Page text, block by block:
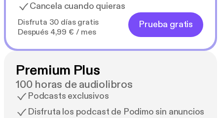
Cancela cuando quieras
Disfruta 30 días gratis
Después 4,99 € / mes
Prueba gratis
Premium Plus
100 horas de audiolibros
Podcasts exclusivos
Disfruta los podcast de Podimo sin anuncios